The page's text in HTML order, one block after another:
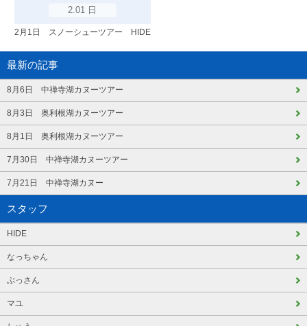
2.01 日
2月1日 スノーシューツアー HIDE
最新の記事
8月6日 中禅寺湖カヌーツアー
8月3日 奥利根湖カヌーツアー
8月1日 奥利根湖カヌーツアー
7月30日 中禅寺湖カヌーツアー
7月21日 中禅寺湖カヌー
スタッフ
HIDE
なっちゃん
ぶっさん
マユ